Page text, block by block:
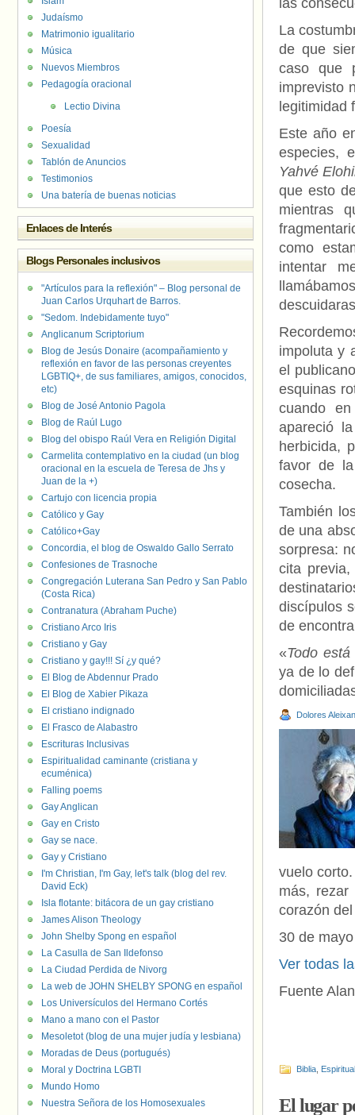
las
La
de que
caso que
imprevisto
legitimidad
Este año
especies,
Yahvé
que esto
mientras
como
intentar
impoluta y
el
esquinas
cuando
apareció
herbicida,
favor de
cosecha.
También
de una
sorpresa:
cita
discípulos
de
«Todo
ya de lo
Dolores
vuelo
más,
corazón
30 de
Ver todas
Fuente
Biblia
El lugar
Judaísmo
Matrimonio igualitario
Música
Nuevos Miembros
Pedagogía oracional
Lectio Divina
Poesía
Sexualidad
Tablón de Anuncios
Testimonios
Una batería de buenas noticias
Enlaces de Interés
Blogs Personales inclusivos
"Artículos para la reflexión" – Blog personal de
Juan Carlos Urquhart de Barros.
"Sedom. Indebidamente tuyo"
Anglicanum Scriptorium
Blog de Jesús Donaire (acompañamiento y
reflexión en favor de las personas creyentes
LGBTIQ+, de sus familiares, amigos, conocidos,
etc)
Blog de José Antonio Pagola
Blog de Raúl Lugo
Blog del obispo Raúl Vera en Religión Digital
Carmelita contemplativo en la ciudad (un blog
oracional en la escuela de Teresa de Jhs y
Juan de la +)
Cartujo con licencia propia
Católico y Gay
Católico+Gay
Concordia, el blog de Oswaldo Gallo Serrato
Confesiones de Trasnoche
Congregación Luterana San Pedro y San Pablo
(Costa Rica)
Contranatura (Abraham Puche)
Cristiano Arco Iris
Cristiano y Gay
Cristiano y gay!!! Sí ¿y qué?
El Blog de Abdennur Prado
El Blog de Xabier Pikaza
El cristiano indignado
El Frasco de Alabastro
Escrituras Inclusivas
Espiritualidad caminante (cristiana y
ecuménica)
Falling poems
Gay Anglican
Gay en Cristo
Gay se nace.
Gay y Cristiano
I'm Christian, I'm Gay, let's talk (blog del rev.
David Eck)
Isla flotante: bitácora de un gay cristiano
James Alison Theology
John Shelby Spong en español
La Casulla de San Ildefonso
La Ciudad Perdida de Nivorg
La web de JOHN SHELBY SPONG en español
Los Universículos del Hermano Cortés
Mano a mano con el Pastor
Mesoletot (blog de una mujer judía y lesbiana)
Moradas de Deus (portugués)
Moral y Doctrina LGBTI
Mundo Homo
Nuestra Señora de los Homosexuales